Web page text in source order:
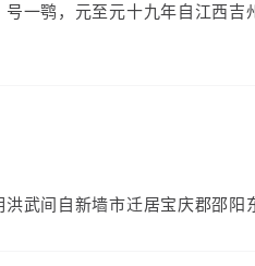
一鹗，元至元十九年自江西
武间自新墙市迁居宝庆郡邵阳